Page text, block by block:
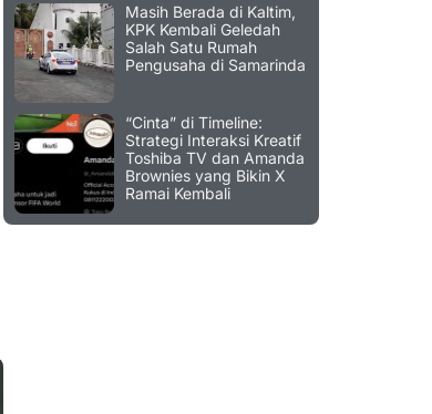
Masih Berada di Kaltim,
KPK Kembali Geledah
Salah Satu Rumah
Pengusaha di Samarinda
“Cinta” di Timeline:
Strategi Interaksi Kreatif
Toshiba TV dan Amanda
Brownies yang Bikin X
Ramai Kembali